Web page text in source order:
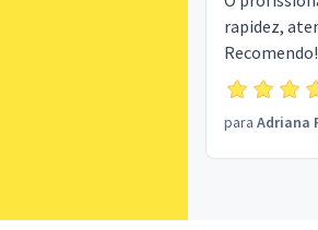
rapidez,
Recomendo!
para Adriana